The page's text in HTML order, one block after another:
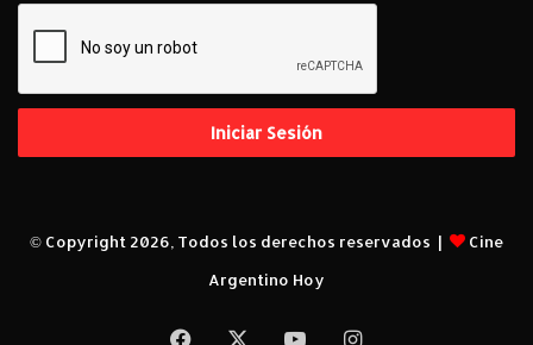
Iniciar Sesión
© Copyright 2026, Todos los derechos reservados |
Cine
Argentino Hoy
Facebook YouTubeInstagram